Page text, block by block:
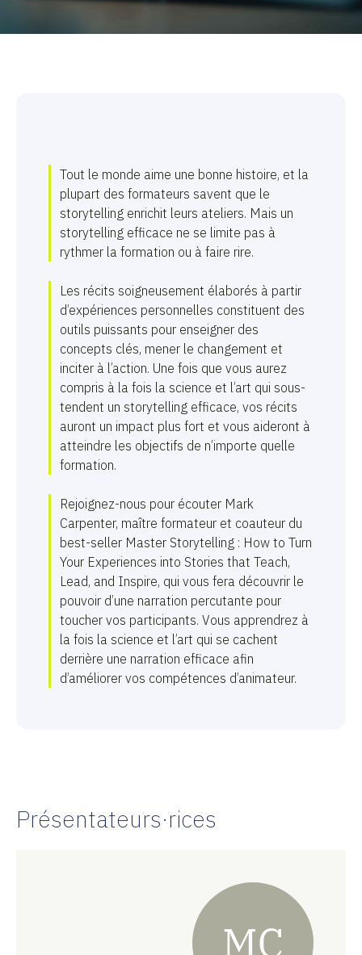
Tout le monde aime une bonne histoire, et la
plupart des formateurs savent que le
storytelling enrichit leurs ateliers. Mais un
storytelling efficace ne se limite pas à
rythmer la formation ou à faire rire.
Les récits soigneusement élaborés à partir
d’expériences personnelles constituent des
outils puissants pour enseigner des
concepts clés, mener le changement et
inciter à l’action. Une fois que vous aurez
compris à la fois la science et l’art qui sous-
tendent un storytelling efficace, vos récits
auront un impact plus fort et vous aideront à
atteindre les objectifs de n’importe quelle
formation.
Rejoignez-nous pour écouter Mark
Carpenter, maître formateur et coauteur du
best-seller Master Storytelling : How to Turn
Your Experiences into Stories that Teach,
Lead, and Inspire, qui vous fera découvrir le
pouvoir d’une narration percutante pour
toucher vos participants. Vous apprendrez à
la fois la science et l’art qui se cachent
derrière une narration efficace afin
d’améliorer vos compétences d’animateur.
Présentateurs·rices
MC